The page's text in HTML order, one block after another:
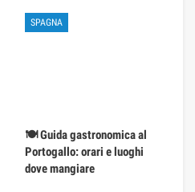
SPAGNA
🍽️ Guida gastronomica al
Portogallo: orari e luoghi
dove mangiare